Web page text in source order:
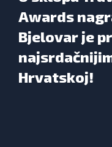
Awards
Bjelovar je
Hrvatskoj!